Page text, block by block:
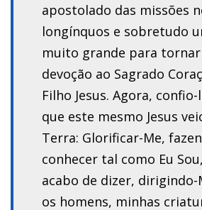
apostolado das missões
longínquos e sobretudo
muito grande para
devoção ao Sagrado
Filho Jesus. Agora,
que este mesmo Jesus
Terra: Glorificar-Me,
conhecer tal como Eu
acabo de dizer, dirigindo-
os homens, minhas